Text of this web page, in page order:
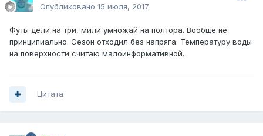
Опубликовано 15 июля, 2017
Футы дели на три, мили умножай на полтора. Вообще не
принципиально. Сезон отходил без напряга. Температуру воды
на поверхности считаю малоинформативной.
Цитата